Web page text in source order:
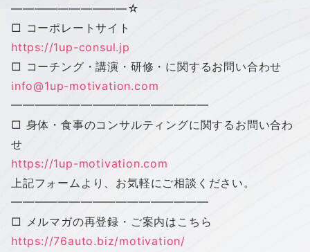
——————————☆
□ コーポレートサイト
https://1up-consul.jp
□ コーチング・講演・研修・に関するお問い合わせ
info@1up-motivation.com
━━━━━━━━━━━━━━━━━
□ 身体・食事のコンサルティングに関するお問い合わ
せ
https://1up-motivation.com
上記フォームより、お気軽にご相談ください。
━━━━━━━━━━━━━━━━━
□ メルマガの再登録・ご案内はこちら
https://76auto.biz/motivation/